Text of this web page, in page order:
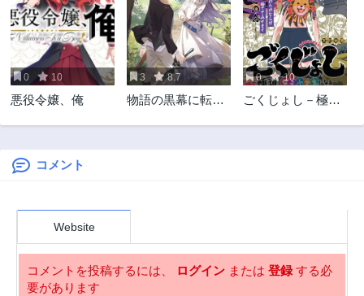
0 10
悪役令嬢、俺
3 8.7
物語の黒幕に転生
0 10
ごくじょし－極
コメント
Website
コメントを投稿するには、 ログイン または 登録する必
要があります